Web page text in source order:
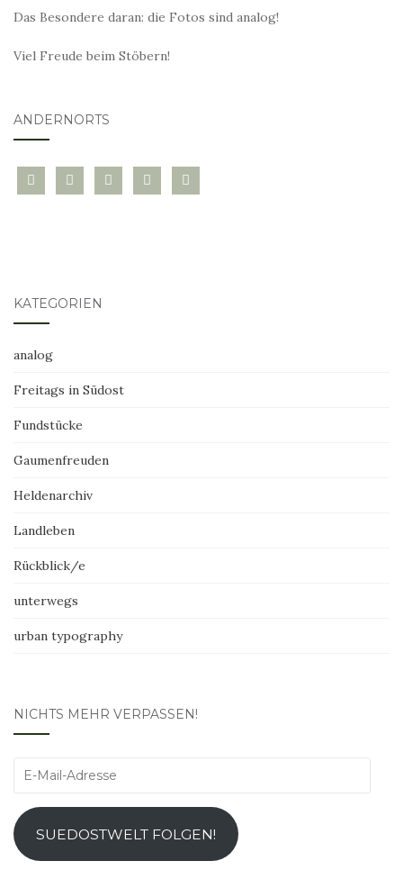
Das Besondere daran: die Fotos sind analog!
Viel Freude beim Stöbern!
ANDERNORTS
bloglovininstagramtwitter pinterest
mail
KATEGORIEN
analog
Freitags in Südost
Fundstücke
Gaumenfreuden
Heldenarchiv
Landleben
Rückblick/e
unterwegs
urban typography
NICHTS MEHR VERPASSEN!
E-
Adresse
SUEDOSTWELT FOLGEN!